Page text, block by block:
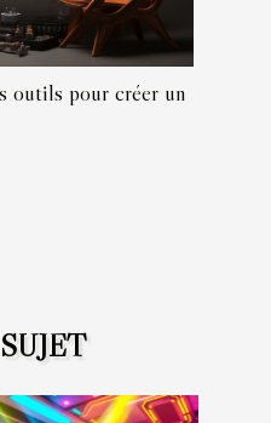
outils pour créer un